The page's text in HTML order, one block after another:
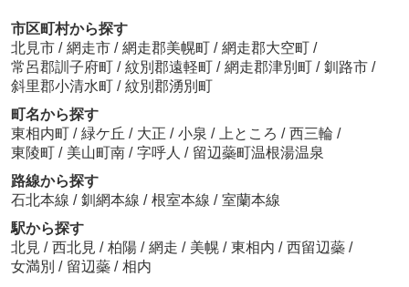
市区町村から探す
北見市 / 網走市 / 網走郡美幌町 / 網走郡大空町 /
常呂郡訓子府町 / 紋別郡遠軽町 / 網走郡津別町 / 釧路市 /
斜里郡小清水町 / 紋別郡湧別町
町名から探す
東相内町 / 緑ケ丘 / 大正 / 小泉 / 上ところ / 西三輪 /
東陵町 / 美山町南 / 字呼人 / 留辺蘂町温根湯温泉
路線から探す
石北本線 / 釧網本線 / 根室本線 / 室蘭本線
駅から探す
北見 / 西北見 / 柏陽 / 網走 / 美幌 / 東相内 / 西留辺蘂 /
女満別 / 留辺蘂 / 相内